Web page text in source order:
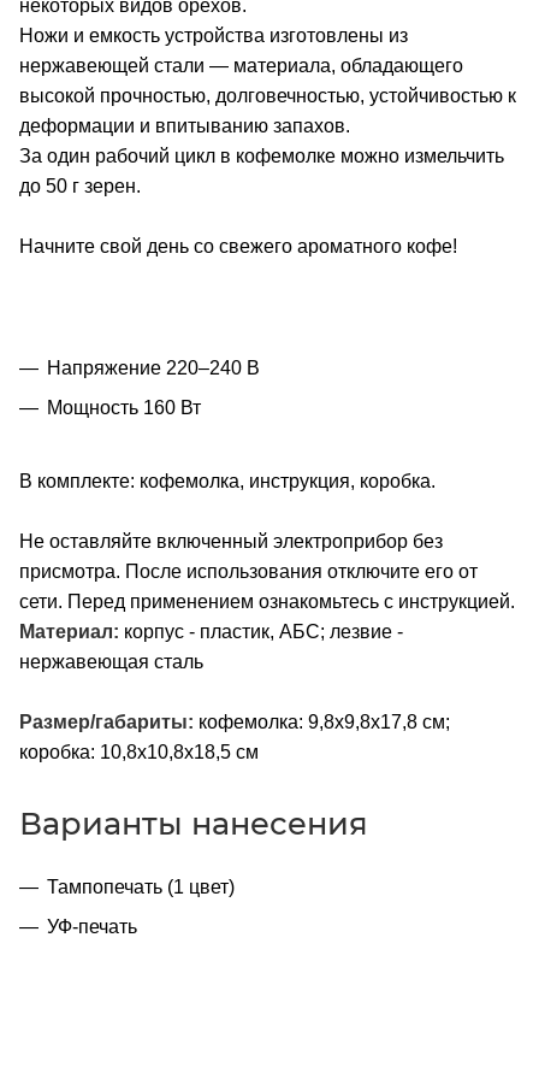
некоторых видов орехов.
Ножи и емкость устройства изготовлены из
нержавеющей стали — материала, обладающего
высокой прочностью, долговечностью, устойчивостью к
деформации и впитыванию запахов.
За один рабочий цикл в кофемолке можно измельчить
до 50 г зерен.
Начните свой день со свежего ароматного кофе!
Напряжение 220–240 В
Мощность 160 Вт
В комплекте: кофемолка, инструкция, коробка.
Не оставляйте включенный электроприбор без
присмотра. После использования отключите его от
сети. Перед применением ознакомьтесь с инструкцией.
Материал: корпус - пластик, АБС; лезвие -
нержавеющая сталь
Размер/габариты: кофемолка: 9,8х9,8х17,8 см;
коробка: 10,8х10,8х18,5 см
Варианты нанесения
Тампопечать (1 цвет)
УФ-печать